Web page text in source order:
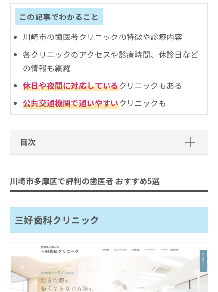
この記事でわかること
川崎市の歯医者クリニックの特徴や診療内容
各クリニックのアクセスや診療時間、休診日など
の情報も網羅
休日や夜間に対応しているクリニックもある
公共交通機関で通いやすいクリニックも
目次
三好歯科クリニック
GOGO歯科クリニック
生田駅前歯科クリニック
ヤガサキ歯科医院
まとめ：川崎市多摩区で評判の歯医者 おすす
め5選
川崎市多摩区で評判の歯医者 おすすめ5選
三好歯科クリニック
す。
クリ
ニッ
クの
予
約・
症状
のご
相談
など
はで
きま
せん
ので
承く
ださ
い。
情
お
込
み
ち
掲
情
報
は
こ
ち
ら
ち
資
の
求
こ
ち
報
拡
の
お
申
み
は
こ
ち
こ